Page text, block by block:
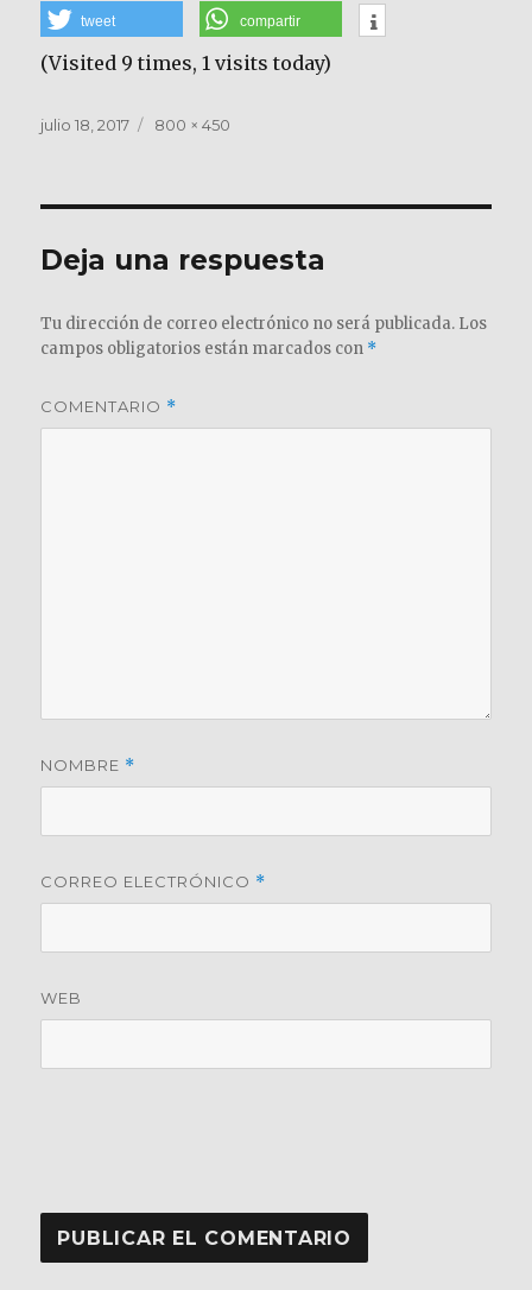
tweet compartir
(Visited 9 times, 1 visits today)
Publicado
julio 18, 2017
Tamaño
800 × 450
Deja una respuesta
Tu dirección de correo electrónico no será publicada. Los
campos obligatorios están marcados con *
COMENTARIO *
NOMBRE *
CORREO ELECTRÓNICO *
WEB